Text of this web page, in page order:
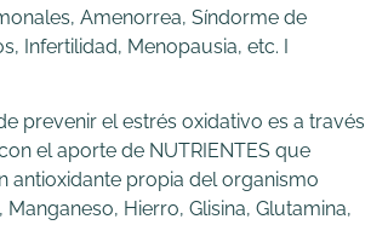
Amenorrea, Síndorme de
Infertilidad, Menopausia, etc. I
prevenir el estrés oxidativo es a través
el aporte de NUTRIENTES que
antioxidante propia del organismo
Hierro, Glisina, Glutamina,